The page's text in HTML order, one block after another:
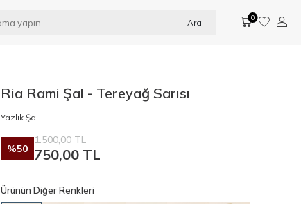
Ara 0
Ria Rami Şal - Tereyağ Sarısı
Yazlık Şal
%50
1.500,00TL
750,00 TL
Ürünün Diğer Renkleri